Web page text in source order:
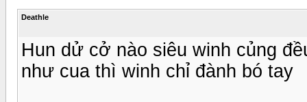
Deathle
Hun dử cở nào siêu winh củng
như cua thì winh chỉ đành bó tay